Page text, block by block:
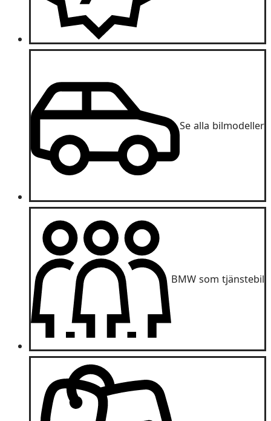
Se alla bilmodeller
BMW som tjänstebil